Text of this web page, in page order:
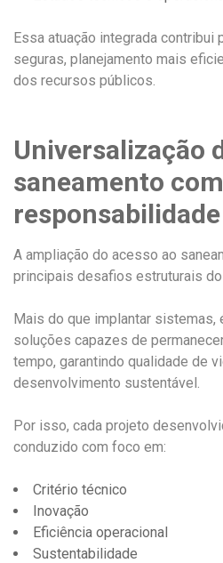
Essa atuação integrada contribui
seguras, planejamento mais
dos recursos públicos.
Universalização
saneamento com
responsabilidade
A ampliação do acesso ao
principais desafios estruturais do
Mais do que implantar
soluções capazes de
tempo, garantindo qualidade de
desenvolvimento sustentável.
Por isso, cada projeto
conduzido com foco em:
Critério técnico
Inovação
Eficiência operacional
Sustentabilidade